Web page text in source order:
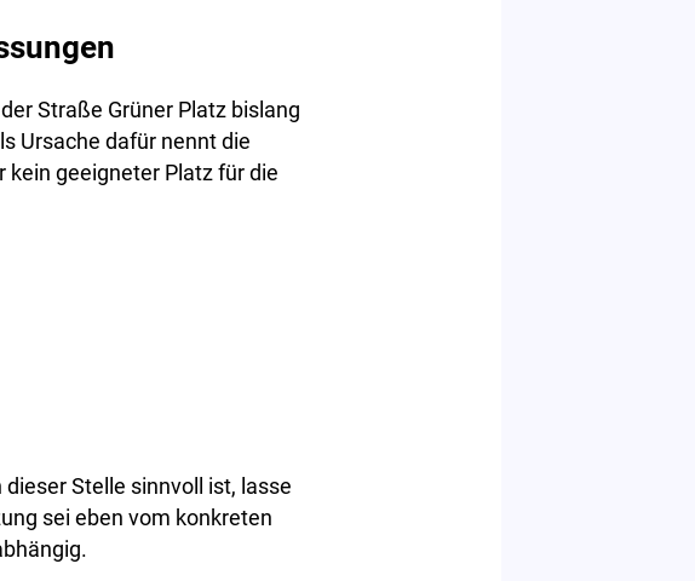
Straße Grüner Platz bislang
Ursache dafür nennt die
geeigneter Platz für die
Stelle sinnvoll ist, lasse
sei eben vom konkreten